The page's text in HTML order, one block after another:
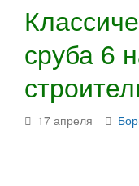
сруба 6
17 апреля